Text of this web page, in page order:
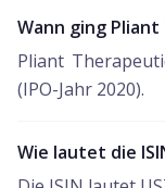
Wann ging
Pliant
(IPO-Jahr 2020).
Wie lautet die